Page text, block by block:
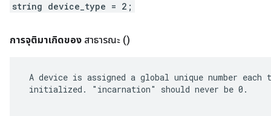
string device_type = 2;
การจุติมาเกิดของ สาธารณะ ()
A device is assigned a global unique number
initialized. "incarnation" should never be 0.